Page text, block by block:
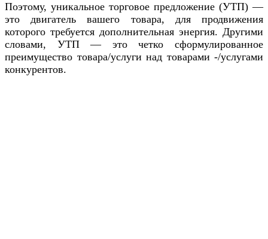
Поэтому, уникальное торговое предложение (УТП) —
это двигатель вашего товара, для продвижения
которого требуется дополнительная энергия. Другими
словами, УТП — это четко сформулированное
преимущество товара/услуги над товарами -/услугами
конкурентов.